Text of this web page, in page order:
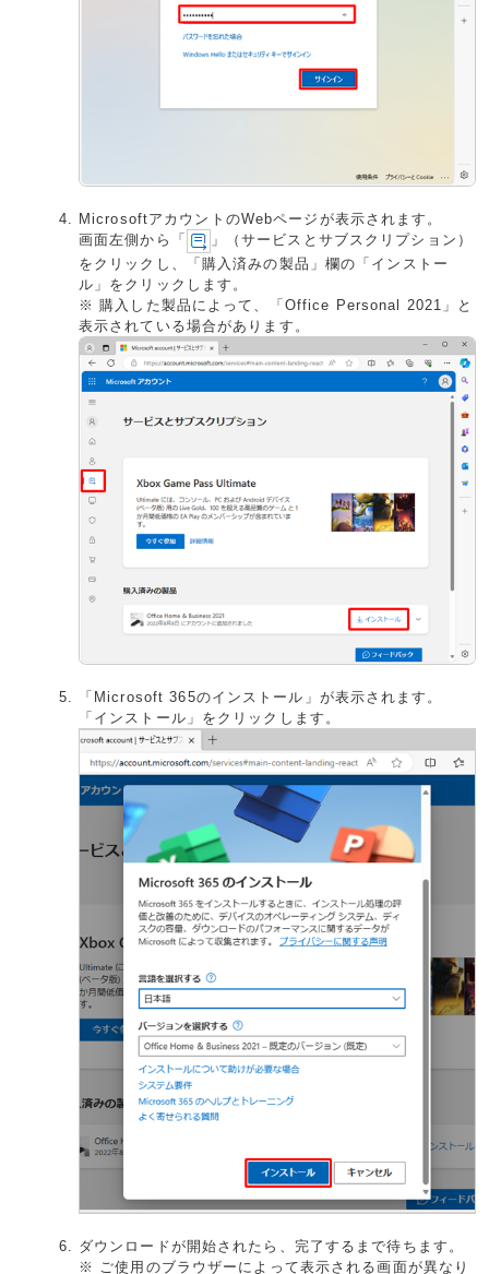
MicrosoftアカウントのWebページが表示されます。
画面左側から「
」（サービスとサブスクリプション）
をクリックし、「購入済みの製品」欄の「インストー
ル」をクリックします。
※ 購入した製品によって、「Office Personal 2021」と
表示されている場合があります。
「Microsoft 365のインストール」が表示されます。
「インストール」をクリックします。
ダウンロードが開始されたら、完了するまで待ちます。
※ ご使用のブラウザーによって表示される画面が異なり